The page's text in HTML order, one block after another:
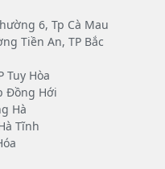
6, Tp Cà Mau
Tiền An, TP Bắc
Tuy Hòa
Đồng Hới
Hà
Tĩnh